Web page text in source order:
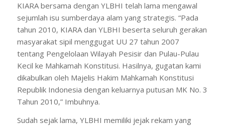
KIARA bersama dengan YLBHI telah lama mengawal
sejumlah isu sumberdaya alam yang strategis. “Pada
tahun 2010, KIARA dan YLBHI beserta seluruh gerakan
masyarakat sipil menggugat UU 27 tahun 2007
tentang Pengelolaan Wilayah Pesisir dan Pulau-Pulau
Kecil ke Mahkamah Konstitusi. Hasilnya, gugatan kami
dikabulkan oleh Majelis Hakim Mahkamah Konstitusi
Republik Indonesia dengan keluarnya putusan MK No. 3
Tahun 2010,” Imbuhnya.
Sudah sejak lama, YLBHI memiliki jejak rekam yang